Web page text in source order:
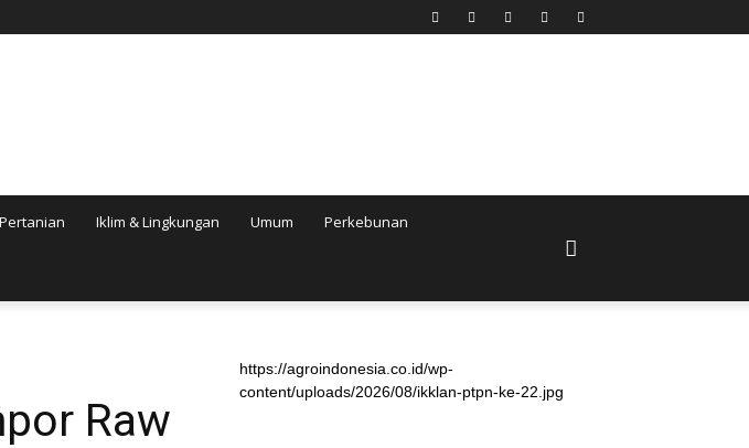
Pertanian Iklim & Lingkungan Umum Perkebunan
Raw
https://agroindonesia.co.id/wp-
content/uploads/2026/08/ikklan-ptpn-ke-22.jpg